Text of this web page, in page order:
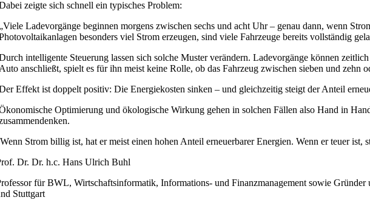
zeigte sich schnell ein typisches Problem:
Ladevorgänge beginnen morgens zwischen sechs und acht Uhr – genau dann, wenn
besonders viel Strom erzeugen, sind viele Fahrzeuge bereits vollständig
intelligente Steuerung lassen sich solche Muster verändern. Ladevorgänge können
anschließt, spielt es für ihn meist keine Rolle, ob das Fahrzeug zwischen sieben und zehn
Effekt ist doppelt positiv: Die Energiekosten sinken – und gleichzeitig steigt der Anteil
Optimierung und ökologische Wirkung gehen in solchen Fällen also Hand in
Strom billig ist, hat er meist einen hohen Anteil erneuerbarer Energien. Wenn er teuer ist,
Dr. Dr. h.c. Hans Ulrich Buhl
für BWL, Wirtschaftsinformatik, Informations- und Finanzmanagement sowie
Stuttgart